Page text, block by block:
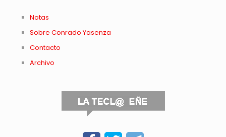
Notas
Sobre Conrado Yasenza
Contacto
Archivo